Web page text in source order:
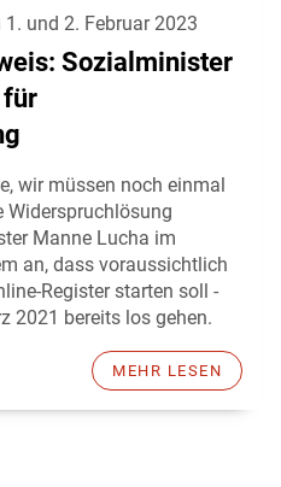
und 2. Februar 2023
Sozialminister
für
wir müssen noch einmal
Widerspruchlösung
Manne Lucha im
an, dass voraussichtlich
Register starten soll -
2021 bereits los gehen.
MEHR LESEN